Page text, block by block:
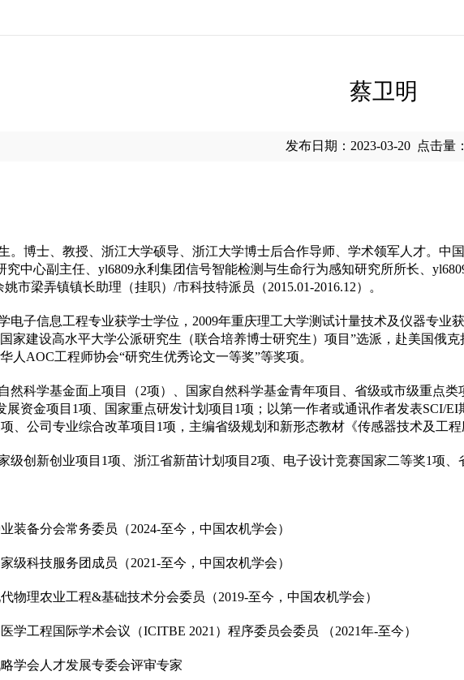
蔡卫明
发布日期：2023-03-20 点击量：
。博士、教授、浙江大学硕导、浙江大学博士后合作导师、学术领军人才。
究中心副主任、yl6809永利集团信号智能检测与生命行为感知研究所所长、
姚市梁弄镇镇长助理（挂职）/市科技特派员（2015.01-2016.12）。
电子信息工程专业获学士学位，2009年重庆理工大学测试计量技术及仪器专
家建设高水平大学公派研究生（联合培养博士研究生）项目”选派，赴美国俄
人AOC工程师协会“研究生优秀论文一等奖”等奖项。
然科学基金面上项目（2项）、国家自然科学基金青年项目、省级或市级重点
展资金项目1项、国家重点研发计划项目1项；以第一作者或通讯作者发表SCI/
、公司专业综合改革项目1项，主编省级规划和新形态教材《传感器技术及工程
级创新创业项目1项、浙江省新苗计划项目2项、电子设计竞赛国家二等奖1项、
装备分会常务委员（2024-至今，中国农机学会）
级科技服务团成员（2021-至今，中国农机学会）
物理农业工程&基础技术分会委员（2019-至今，中国农机学会）
学工程国际学术会议（ICITBE 2021）程序委员会委员 （2021年-至今）
学会人才发展专委会评审专家